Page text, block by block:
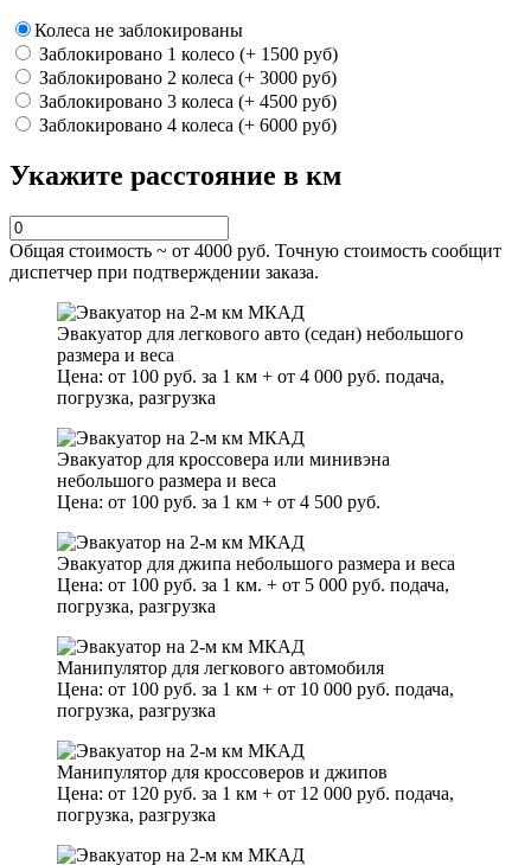
Колеса не заблокированы
Заблокировано 1 колесо (+ 1500 руб)
Заблокировано 2 колеса (+ 3000 руб)
Заблокировано 3 колеса (+ 4500 руб)
Заблокировано 4 колеса (+ 6000 руб)
Укажите расстояние в км
Общая стоимость ~ от 4000 руб. Точную стоимость сообщит
диспетчер при подтверждении заказа.
Эвакуатор для легкового авто (седан) небольшого
размера и веса
Цена: от 100 руб. за 1 км + от 4 000 руб. подача,
погрузка, разгрузка
Эвакуатор для кроссовера или минивэна
небольшого размера и веса
Цена: от 100 руб. за 1 км + от 4 500 руб.
Эвакуатор для джипа небольшого размера и веса
Цена: от 100 руб. за 1 км. + от 5 000 руб. подача,
погрузка, разгрузка
Манипулятор для легкового автомобиля
Цена: от 100 руб. за 1 км + от 10 000 руб. подача,
погрузка, разгрузка
Манипулятор для кроссоверов и джипов
Цена: от 120 руб. за 1 км + от 12 000 руб. подача,
погрузка, разгрузка